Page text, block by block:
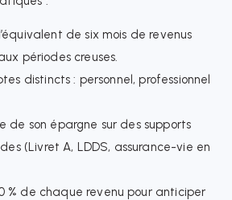
de six mois de revenus
périodes creuses.​
distincts : personnel, professionnel
de son épargne sur des supports
(Livret A, LDDS, assurance-vie en
% de chaque revenu pour anticiper